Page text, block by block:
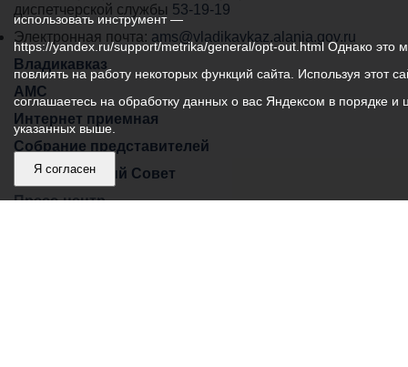
самоуправления
города
Владикавказ:
диспетчерской службы 53-19-19
Электронная почта: ams@vladikavkaz.alania.gov.ru
Владикавказ
АМС
Интернет приемная
Собрание представителей
Общественный Совет
Пресс-центр
использовать инструмент —
https://yandex.ru/support/metrika/general/opt-out.html Однако это
повлиять на работу некоторых функций сайта. Используя этот
соглашаетесь на обработку данных о вас Яндексом в порядке и
указанных выше.
Я согласен